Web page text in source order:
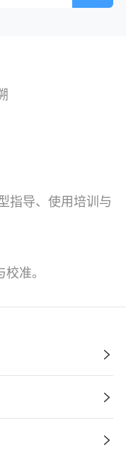
指导、使用培训与
准。